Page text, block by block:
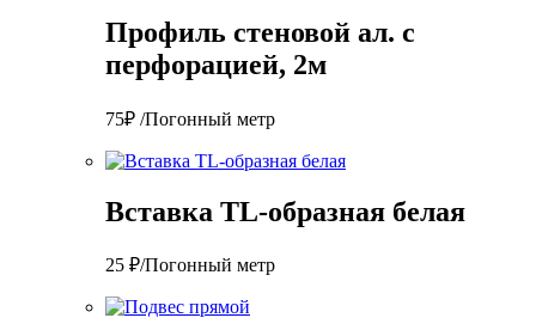
Профиль стеновой ал. с
перфорацией, 2м
75₽ /Погонный метр
Вставка TL-образная белая
25 ₽/Погонный метр